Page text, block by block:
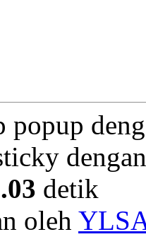
popup
detik
oleh